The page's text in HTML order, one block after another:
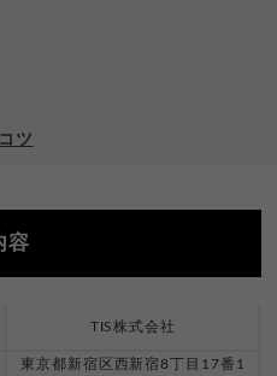
ツ
容
TIS株式会社
東京都新宿区西新宿8丁目17番1